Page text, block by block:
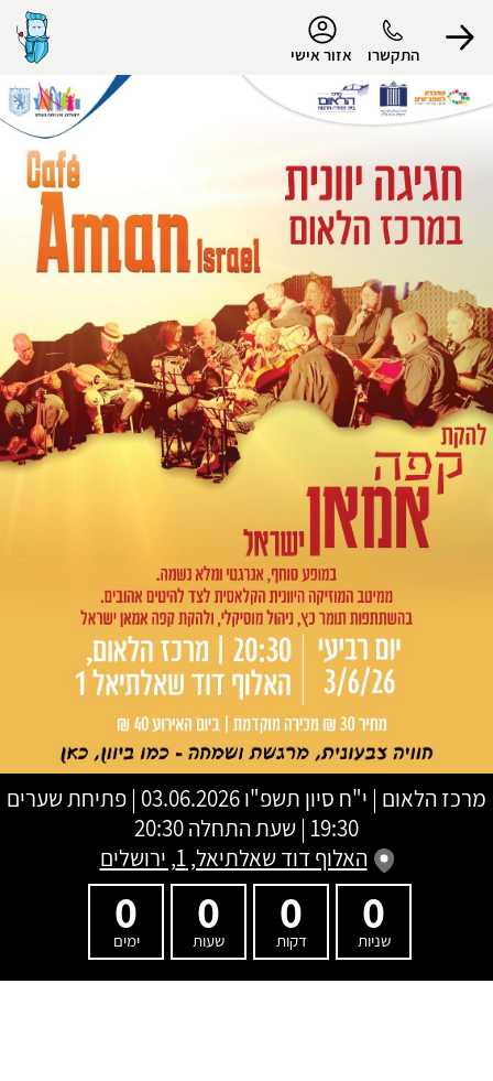
התקשרו אזור אישי
התנתק
מרכז הלאום | י"ח סיון תשפ"ו
03.06.2026 | פתיחת שערים
19:30 | שעת התחלה 20:30
האלוף דוד שאלתיאל, 1, ירושלים
0
שניות
0
דקות
0
שעות
0
ימים